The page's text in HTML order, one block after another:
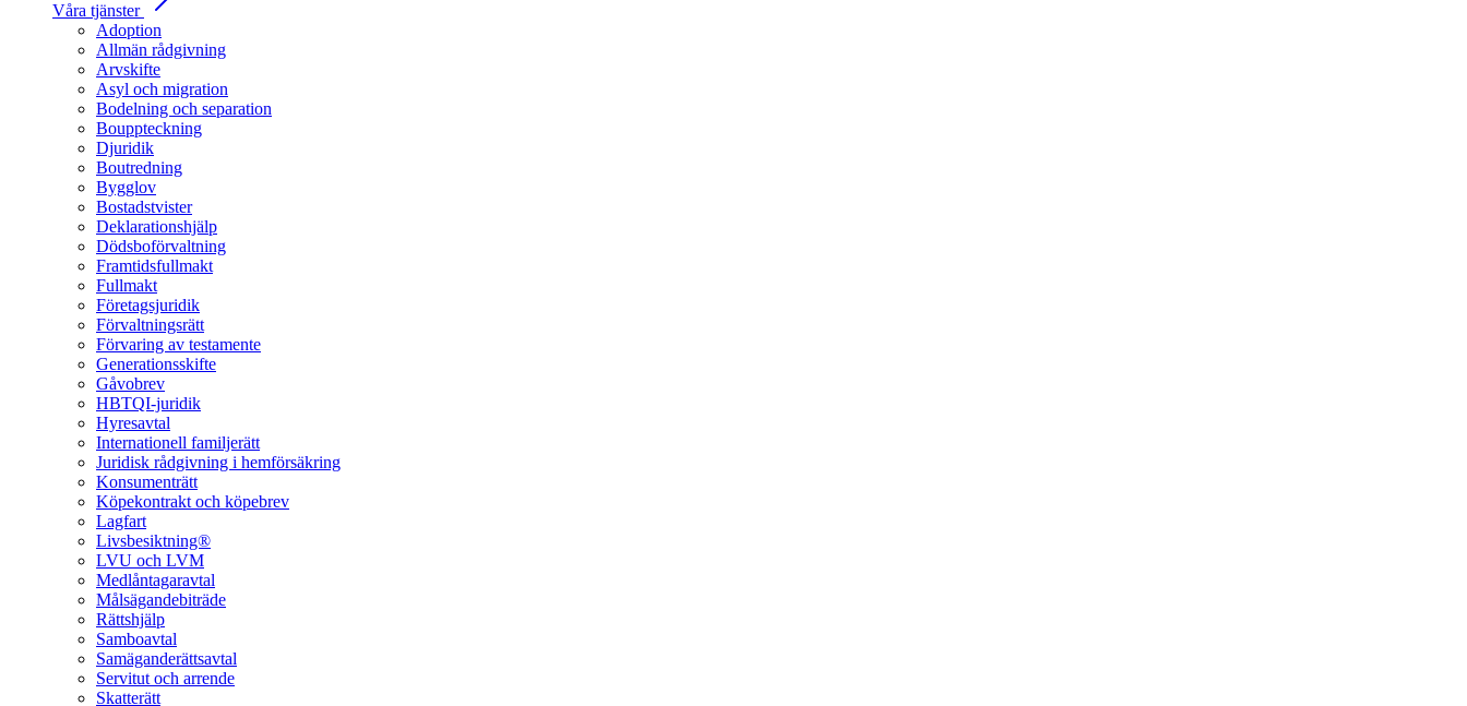
Våra tjänster
Adoption
Allmän rådgivning
Arvskifte
Asyl och migration
Bodelning och separation
Bouppteckning
Djuridik
Boutredning
Bygglov
Bostadstvister
Deklarationshjälp
Dödsboförvaltning
Framtidsfullmakt
Fullmakt
Företagsjuridik
Förvaltningsrätt
Förvaring av testamente
Generationsskifte
Gåvobrev
HBTQI-juridik
Hyresavtal
Internationell familjerätt
Juridisk rådgivning i hemförsäkring
Konsumenträtt
Köpekontrakt och köpebrev
Lagfart
Livsbesiktning®
LVU och LVM
Medlåntagaravtal
Målsägandebiträde
Rättshjälp
Samboavtal
Samäganderättsavtal
Servitut och arrende
Skatterätt